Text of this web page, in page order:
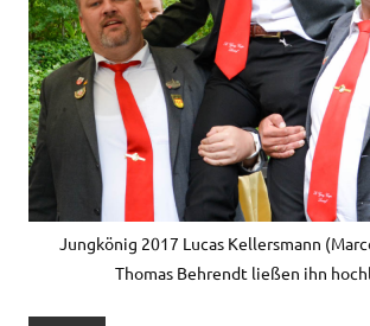
Jungkönig 2017 Lucas Kellersmann
Thomas Behrendt ließen ihn